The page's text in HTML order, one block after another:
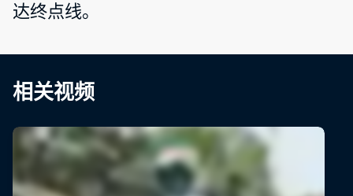
达终点线。
相关视频